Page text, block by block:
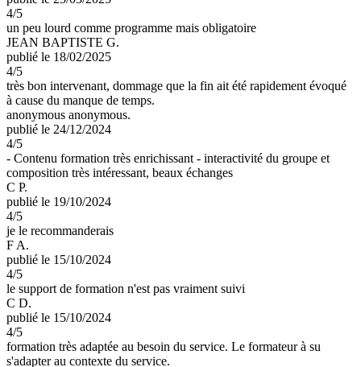
4/5
un peu lourd comme programme mais obligatoire
JEAN BAPTISTE G.
publié le 18/02/2025
4/5
très bon intervenant, dommage que la fin ait été rapidement évoqué
à cause du manque de temps.
anonymous anonymous.
publié le 24/12/2024
4/5
- Contenu formation très enrichissant - interactivité du groupe et
composition très intéressant, beaux échanges
C P.
publié le 19/10/2024
4/5
je le recommanderais
F A.
publié le 15/10/2024
4/5
le support de formation n'est pas vraiment suivi
C D.
publié le 15/10/2024
4/5
formation très adaptée au besoin du service. Le formateur à su
s'adapter au contexte du service.